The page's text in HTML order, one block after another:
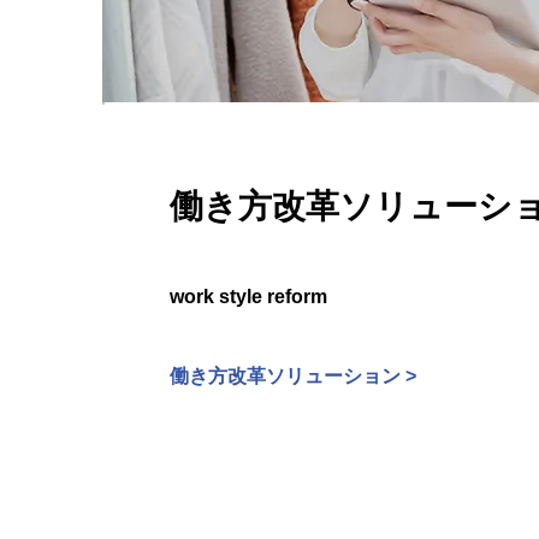
働き方改革ソリューシ
work style reform
働き方改革ソリューション >